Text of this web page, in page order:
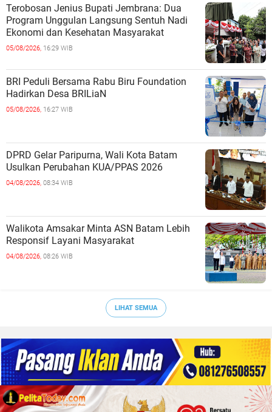
Terobosan Jenius Bupati Jembrana: Dua
Program Unggulan Langsung Sentuh Nadi
Ekonomi dan Kesehatan Masyarakat
05/08/2026, 16:29 WIB
BRI Peduli Bersama Rabu Biru Foundation
Hadirkan Desa BRILiaN
05/08/2026, 16:27 WIB
DPRD Gelar Paripurna, Wali Kota Batam
Usulkan Perubahan KUA/PPAS 2026
04/08/2026, 08:34 WIB
Walikota Amsakar Minta ASN Batam Lebih
Responsif Layani Masyarakat
04/08/2026, 08:26 WIB
LIHAT SEMUA